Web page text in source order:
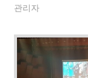
관리자